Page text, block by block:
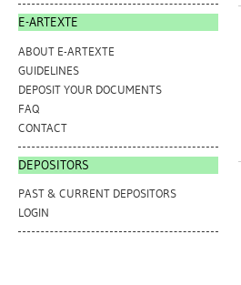
E-ARTEXTE
ABOUT E-ARTEXTE
GUIDELINES
DEPOSIT YOUR DOCUMENTS
FAQ
CONTACT
DEPOSITORS
PAST & CURRENT DEPOSITORS
LOGIN